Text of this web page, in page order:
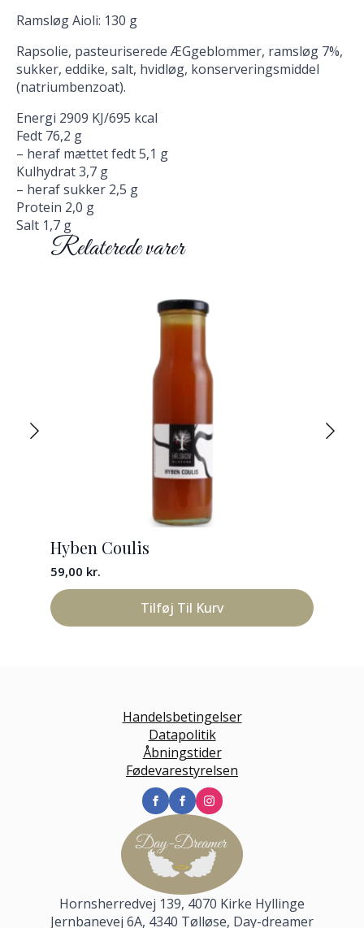
Ramsløg Aioli: 130 g
Rapsolie, pasteuriserede ÆGgeblommer, ramsløg 7%,
sukker, eddike, salt, hvidløg, konserveringsmiddel
(natriumbenzoat).
Energi 2909 KJ/695 kcal
Fedt 76,2 g
– heraf mættet fedt 5,1 g
Kulhydrat 3,7 g
– heraf sukker 2,5 g
Protein 2,0 g
Salt 1,7 g
Relaterede varer
Hyben Coulis
59,00 kr.
Tilføj Til Kurv
Handelsbetingelser
Datapolitik
Åbningstider
Fødevarestyrelsen
Hornsherredvej 139, 4070 Kirke Hyllinge
Jernbanevej 6A, 4340 Tølløse, Day-dreamer